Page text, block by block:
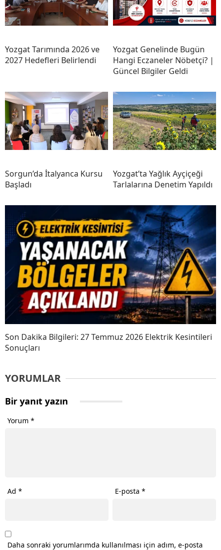
Yozgat Tarımında 2026 ve
2027 Hedefleri Belirlendi
Yozgat Genelinde Bugün
Hangi Eczaneler Nöbetçi? |
Güncel Bilgiler Geldi
Sorgun’da İtalyanca Kursu
Başladı
Yozgat’ta Yağlık Ayçiçeği
Tarlalarına Denetim Yapıldı
Son Dakika Bilgileri: 27 Temmuz 2026 Elektrik Kesintileri
Sonuçları
YORUMLAR
Bir yanıt yazın
Yorum *
Ad * E-posta*
Daha sonraki yorumlarımda kullanılması için adım, e-posta